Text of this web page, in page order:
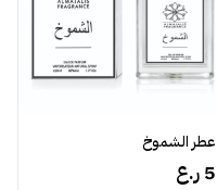
عطر الشموخ
5 ر.ع